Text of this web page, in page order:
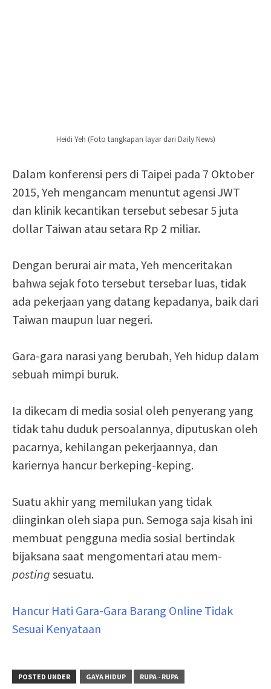
Heidi Yeh (Foto tangkapan layar dari Daily News)
Dalam konferensi pers di Taipei pada 7 Oktober
2015, Yeh mengancam menuntut agensi JWT
dan klinik kecantikan tersebut sebesar 5 juta
dollar Taiwan atau setara Rp 2 miliar.
Dengan berurai air mata, Yeh menceritakan
bahwa sejak foto tersebut tersebar luas, tidak
ada pekerjaan yang datang kepadanya, baik dari
Taiwan maupun luar negeri.
Gara-gara narasi yang berubah, Yeh hidup dalam
sebuah mimpi buruk.
Ia dikecam di media sosial oleh penyerang yang
tidak tahu duduk persoalannya, diputuskan oleh
pacarnya, kehilangan pekerjaannya, dan
kariernya hancur berkeping-keping.
Suatu akhir yang memilukan yang tidak
diinginkan oleh siapa pun. Semoga saja kisah ini
membuat pengguna media sosial bertindak
bijaksana saat mengomentari atau mem-
posting sesuatu.
Hancur Hati Gara-Gara Barang Online Tidak
Sesuai Kenyataan
POSTED UNDER GAYA HIDUP RUPA - RUPA